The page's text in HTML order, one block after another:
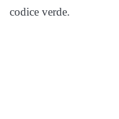
codice verde.